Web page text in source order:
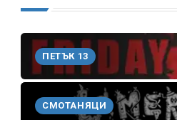
ПЕТЪК 13
СМОТАНЯЦИ